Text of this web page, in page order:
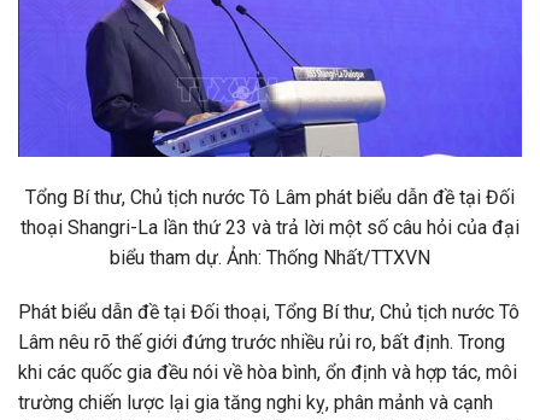
Tổng Bí thư, Chủ tịch nước Tô Lâm phát biểu dẫn đề tại Đối
thoại Shangri-La lần thứ 23 và trả lời một số câu hỏi của đại
biểu tham dự. Ảnh: Thống Nhất/TTXVN
Phát biểu dẫn đề tại Đối thoại, Tổng Bí thư, Chủ tịch nước Tô
Lâm nêu rõ thế giới đứng trước nhiều rủi ro, bất định. Trong
khi các quốc gia đều nói về hòa bình, ổn định và hợp tác, môi
trường chiến lược lại gia tăng nghi kỵ, phân mảnh và cạnh